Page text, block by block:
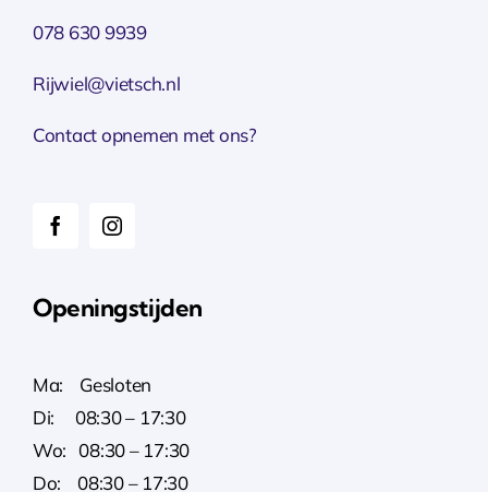
078 630 9939
Rijwiel@vietsch.nl
Contact opnemen met ons?
Openingstijden
Ma: Gesloten
Di: 08:30 – 17:30
Wo: 08:30 – 17:30
Do: 08:30 – 17:30